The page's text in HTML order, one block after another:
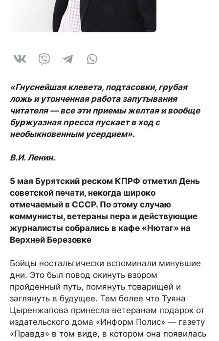
«Гнуснейшая клевета, подтасовки, грубая
ложь и утонченная работа запутывания
читателя — все эти приемы желтая и вообще
буржуазная npecса пускает в ход с
необыкновенным усердием».
В.И. Ленин.
5 мая Бурятский реском КПРФ отметил День
советской печати, некогда широко
отмечаемый в СССР. По этому случаю
коммунисты, ветераны пера и действующие
журналисты собрались в кафе «Нютаг» на
Верхней Березовке
Бойцы ностальгически вспоминали минувшие
дни. Это был повод окинуть взором
пройденный путь, помянуть товарищей и
заглянуть в будущее. Тем более что Туяна
Цыренжапова принесла ветеранам подарок от
издательского дома «Информ Полис» — газету
«Правда» в том виде, в котором она появилась